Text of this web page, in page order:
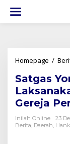
konten
Homepage /
Satgas
Gereja
Inilah Online
23
Berita, Daerah,